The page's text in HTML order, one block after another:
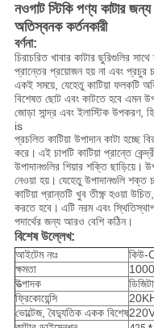
নওগাট স্টিকি পণ্য কাটার
অতিস্বনক কর্তনকারী
বর্ণনা:
চিরাচরিত খাবার কাটার ছুরিগুলির
প্রান্তের প্রয়োজন হয় না এবং প্রচুর
একই সময়ে, যেহেতু কাটিয়া ফলকটি
বিশেষত ছোট এবং কাটতে হবে এমন
জোড়া সান্দ্র এবং ইলাস্টিক উপকরণ,
is
প্রচলিত কাটিয়া উপাদান কাটা হচ্ছে
করে। এই চাপটি কাটিয়া প্রান্তে
উপাদানগুলির শিয়ার শক্তি ছাড়িয়ে।
নেওয়া হয়। যেহেতু উপাদানগুলি শক্ত
কাটিয়া প্রান্তটি খুব তীক্ষ্ণ হওয়া
করতে হবে। এটি নরম এবং
পদার্থের জন্য আরও বেশি কঠিন।
বিশেষ উল্লেখ:
আইটেম নংঃ
কিউ-
ক্ষমতা
উত্পাদক
ফ্রিকোয়েন্সি
ভোল্টেজ, বৈদ্যুতিক একক বিশেষ